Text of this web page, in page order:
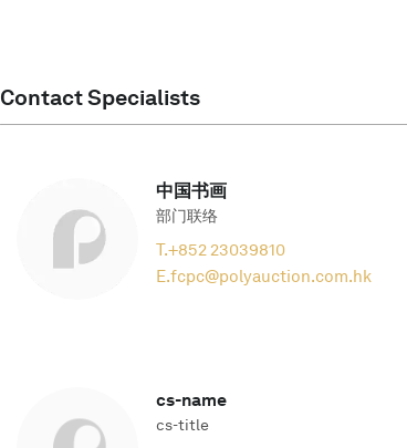
Contact Specialists
中国书画
部门联络
T.+852 23039810
E.fcpc@polyauction.com.hk
cs-name
cs-title